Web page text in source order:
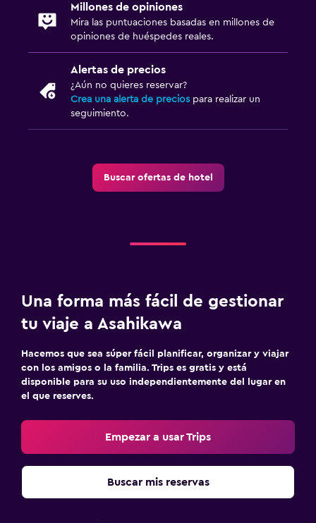
Millones de opiniones
Mira las puntuaciones basadas en millones de
opiniones de huéspedes reales.
Alertas de precios
¿Aún no quieres reservar?
Crea una alerta de precios para realizar un
seguimiento.
Buscar ofertas de hotel
Una forma más fácil de gestionar
tu viaje a Asahikawa
Hacemos que sea súper fácil planificar, organizar y viajar
con los amigos o la familia. Trips es gratis y está
disponible para su uso independientemente del lugar en
el que reserves.
Empezar a usar Trips
Buscar mis reservas